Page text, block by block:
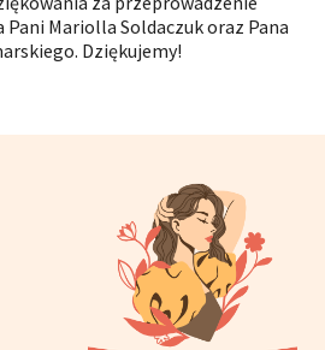
Mariolla Soldaczuk oraz Pana
Dziękujemy!